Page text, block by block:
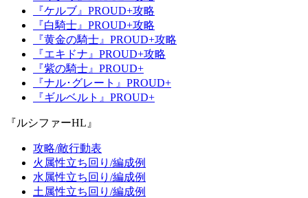
『ケルブ』PROUD+攻略
『白騎士』PROUD+攻略
『黄金の騎士』PROUD+攻略
『エキドナ』PROUD+攻略
『紫の騎士』PROUD+
『ナル･グレート』PROUD+
『ギルベルト』PROUD+
『ルシファーHL』
攻略/敵行動表
火属性立ち回り/編成例
水属性立ち回り/編成例
土属性立ち回り/編成例